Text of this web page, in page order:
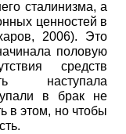
сталинизма, а
ценностей в
2006). Это
половую
средств
наступала
в брак не
в этом, но чтобы